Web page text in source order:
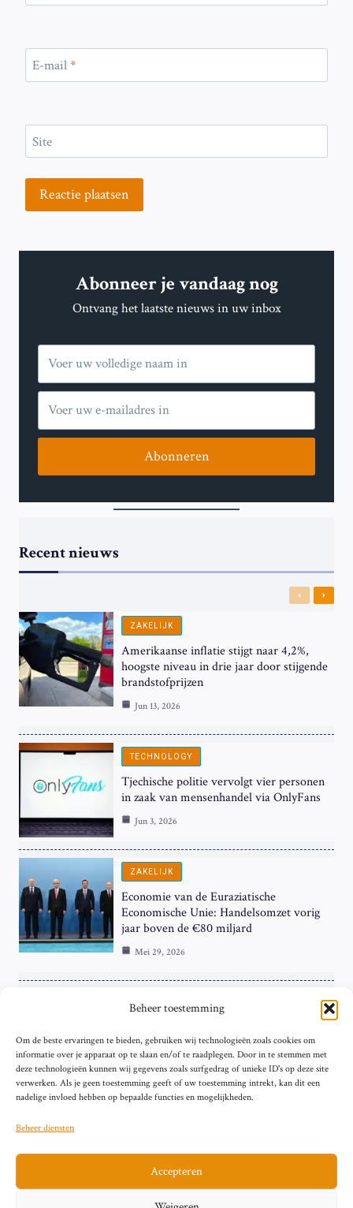
Beheer toestemming
Om de beste ervaringen te bieden, gebruiken wij technologieën zoals cookies om
informatie over je apparaat op te slaan en/of te raadplegen. Door in te stemmen met
deze technologieën kunnen wij gegevens zoals surfgedrag of unieke ID's op deze site
verwerken. Als je geen toestemming geeft of uw toestemming intrekt, kan dit een
nadelige invloed hebben op bepaalde functies en mogelijkheden.
Beheer diensten
Accepteren
E-mail*
Site
Abonneer je vandaag nog
Ontvang het laatste nieuws in uw inbox
Abonneren
Recent nieuws
Previous
Next
ZAKELIJK
Amerikaanse inflatie stijgt naar 4,2%,
hoogste niveau in drie jaar door stijgende
brandstofprijzen
Jun 13, 2026
TECHNOLOGY
Tjechische politie vervolgt vier personen
in zaak van mensenhandel via OnlyFans
Jun 3, 2026
ZAKELIJK
Economie van de Euraziatische
Economische Unie: Handelsomzet vorig
jaar boven de €80 miljard
Mei 29, 2026
ZAKELIJK
Hardnekkige Inflatie bij de ‘Grote Vier’
van de Eurozone
Mei 29, 2026
Sitemap Contact Privacybeleid (EU)
Impressum